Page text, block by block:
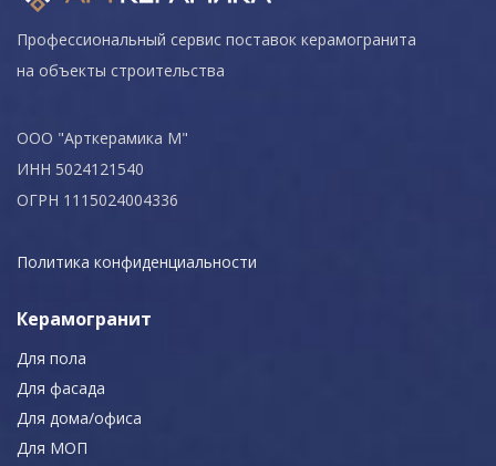
Профессиональный сервис поставок керамогранита
на объекты строительства
ООО "Арткерамика М"
ИНН 5024121540
ОГРН 1115024004336
Политика конфиденциальности
Керамогранит
Для пола
Для фасада
Для дома/офиса
Для МОП